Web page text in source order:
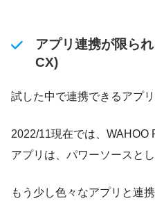
アプリ連携が限ら
CX)
試した中で連携できるアプ
2022/11現在では、WAHOO
アプリは、パワーソースと
もう少し色々なアプリと連